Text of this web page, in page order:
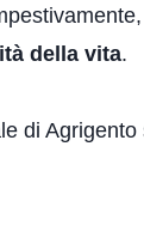
della vita.
di